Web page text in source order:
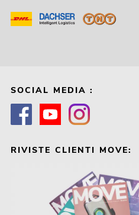
SOCIAL MEDIA :
RIVISTE CLIENTI MOVE: